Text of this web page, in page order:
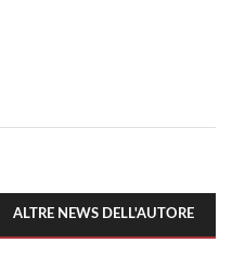
ALTRE NEWS DELL'AUTORE